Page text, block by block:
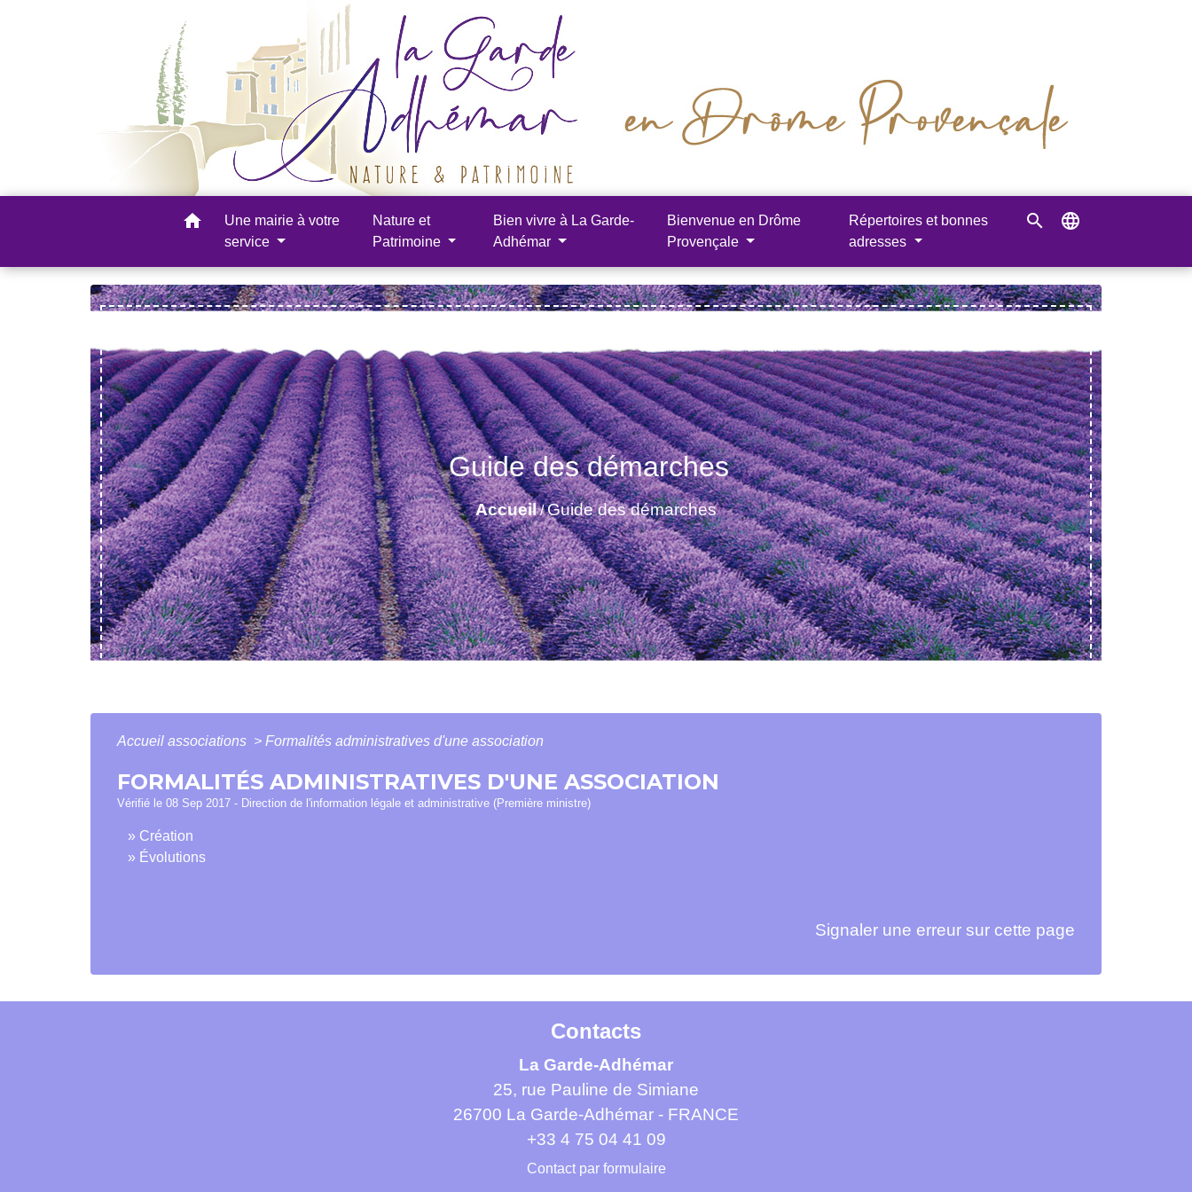
home
Une mairie à votre
service
Nature et
Patrimoine
Bien vivre à La Garde-
Adhémar
Bienvenue en Drôme
Provençale
Répertoires et bonnes
adresses
search language
Guide des démarches
Accueil/Guide des démarches
Accueil associations > Formalités administratives d'une association
FORMALITÉS ADMINISTRATIVES D'UNE ASSOCIATION
Vérifié le 08 Sep 2017 - Direction de l'information légale et administrative (Première ministre)
Création
Évolutions
Signaler une erreur sur cette page
Contacts
La Garde-Adhémar
25, rue Pauline de Simiane
26700 La Garde-Adhémar - FRANCE
+33 4 75 04 41 09
Contact par formulaire